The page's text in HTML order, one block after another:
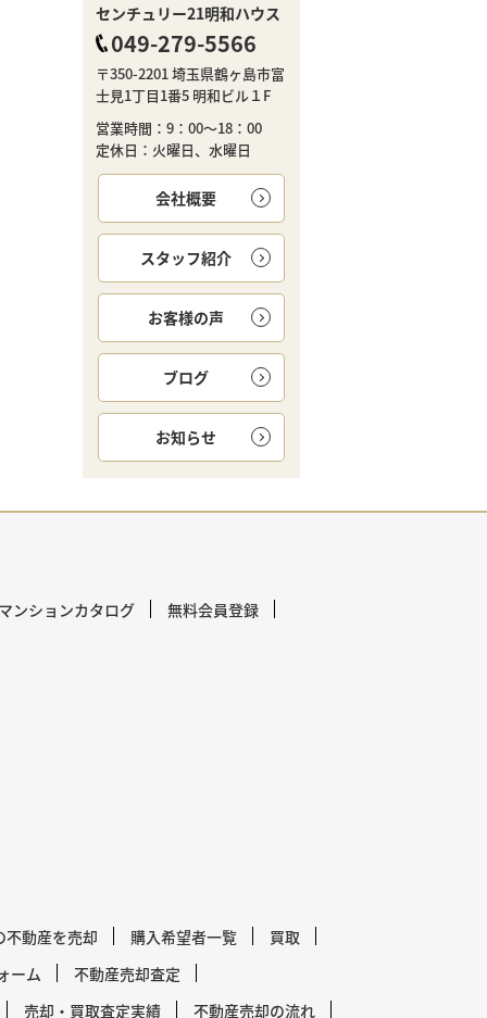
センチュリー21明和ハウス
049-279-5566
〒350-2201 埼玉県鶴ヶ島市富
士見1丁目1番5 明和ビル１F
営業時間：9：00～18：00
定休日：火曜日、水曜日
会社概要
スタッフ紹介
お客様の声
ブログ
お知らせ
ンションカタログ 無料会員登録
不動産を売却 購入希望者一覧
買取
ーム
不動産売却査定
売却・買取査定実績
不動産売却の流れ